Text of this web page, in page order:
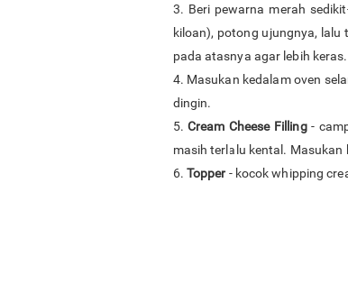
3. Beri pewarna merah
kiloan), potong ujungnya,
pada atasnya agar lebih keras.
4. Masukan kedalam oven
dingin.
5.Cream Cheese Filling-
masih terlalu kental. Masukan
6. Topper - kocok whipping